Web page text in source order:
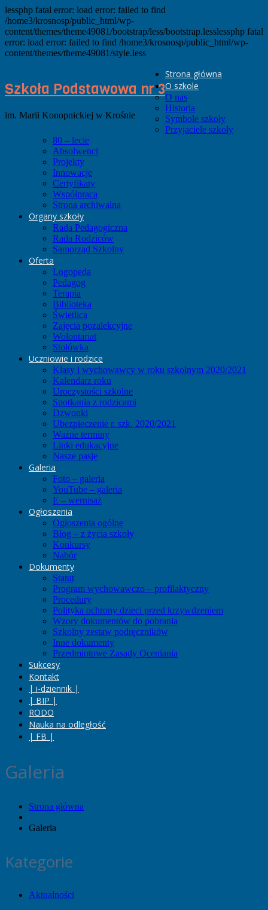
lessphp fatal error: load error: failed to find
/home3/krosnosp/public_html/wp-
content/themes/theme49081/bootstrap/less/bootstrap.lesslessphp fatal
error: load error: failed to find /home3/krosnosp/public_html/wp-
content/themes/theme49081/style.less
Szkoła Podstawowa nr 3
im. Marii Konopnickiej w Krośnie
Strona główna
O szkole
O nas
Historia
Symbole szkoły
Przyjaciele szkoły
80 – lecie
Absolwenci
Projekty
Innowacje
Certyfikaty
Współpraca
Strona archiwalna
Organy szkoły
Rada Pedagogiczna
Rada Rodziców
Samorząd Szkolny
Oferta
Logopeda
Pedagog
Terapia
Biblioteka
Świetlica
Zajęcia pozalekcyjne
Wolontariat
Stołówka
Uczniowie i rodzice
Klasy i wychowawcy w roku szkolnym 2020/2021
Kalendarz roku
Uroczystości szkolne
Spotkania z rodzicami
Dzwonki
Ubezpieczenie r. szk. 2020/2021
Ważne terminy
Linki edukacyjne
Nasze pasje
Galeria
Foto – galeria
YouTube – galeria
E – wernisaż
Ogłoszenia
Ogłoszenia ogólne
Blog – z życia szkoły
Konkursy
Nabór
Dokumenty
Statut
Program wychowawczo – profilaktyczny
Procedury
Polityka ochrony dzieci przed krzywdzeniem
Wzory dokumentów do pobrania
Szkolny zestaw podręczników
Inne dokumenty
Przedmiotowe Zasady Oceniania
Sukcesy
Kontakt
| i-dziennik |
| BIP |
RODO
Nauka na odległość
| FB |
Galeria
Strona główna
Galeria
Kategorie
Aktualności